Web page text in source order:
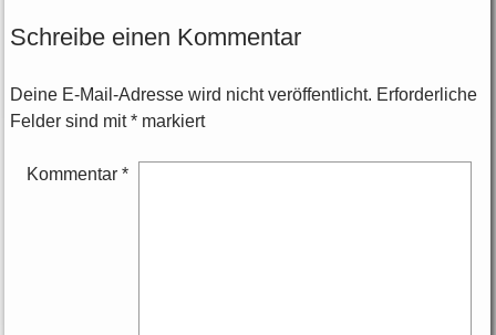
Schreibe einen Kommentar
Deine E-Mail-Adresse wird nicht veröffentlicht. Erforderliche
Felder sind mit*markiert
Kommentar*